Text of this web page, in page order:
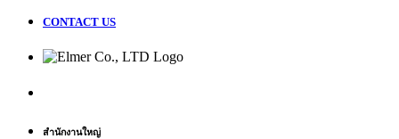
CONTACT US
สำนักงานใหญ่